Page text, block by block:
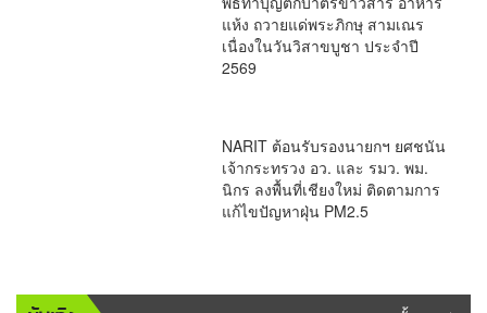
แห้ง ถวายแด่พระภิกษุ สามเณร
เนื่องในวันวิสาขบูชา ประจำปี
2569
NARIT ต้อนรับรองนายกฯ ยศชนัน
เจ้ากระทรวง อว. และ รมว. พม.
นิกร ลงพื้นที่เชียงใหม่ ติดตามการ
แก้ไขปัญหาฝุ่น PM2.5